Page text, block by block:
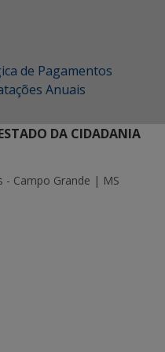
de Pagamentos
Anuais
DA CIDADANIA
- Campo Grande | MS